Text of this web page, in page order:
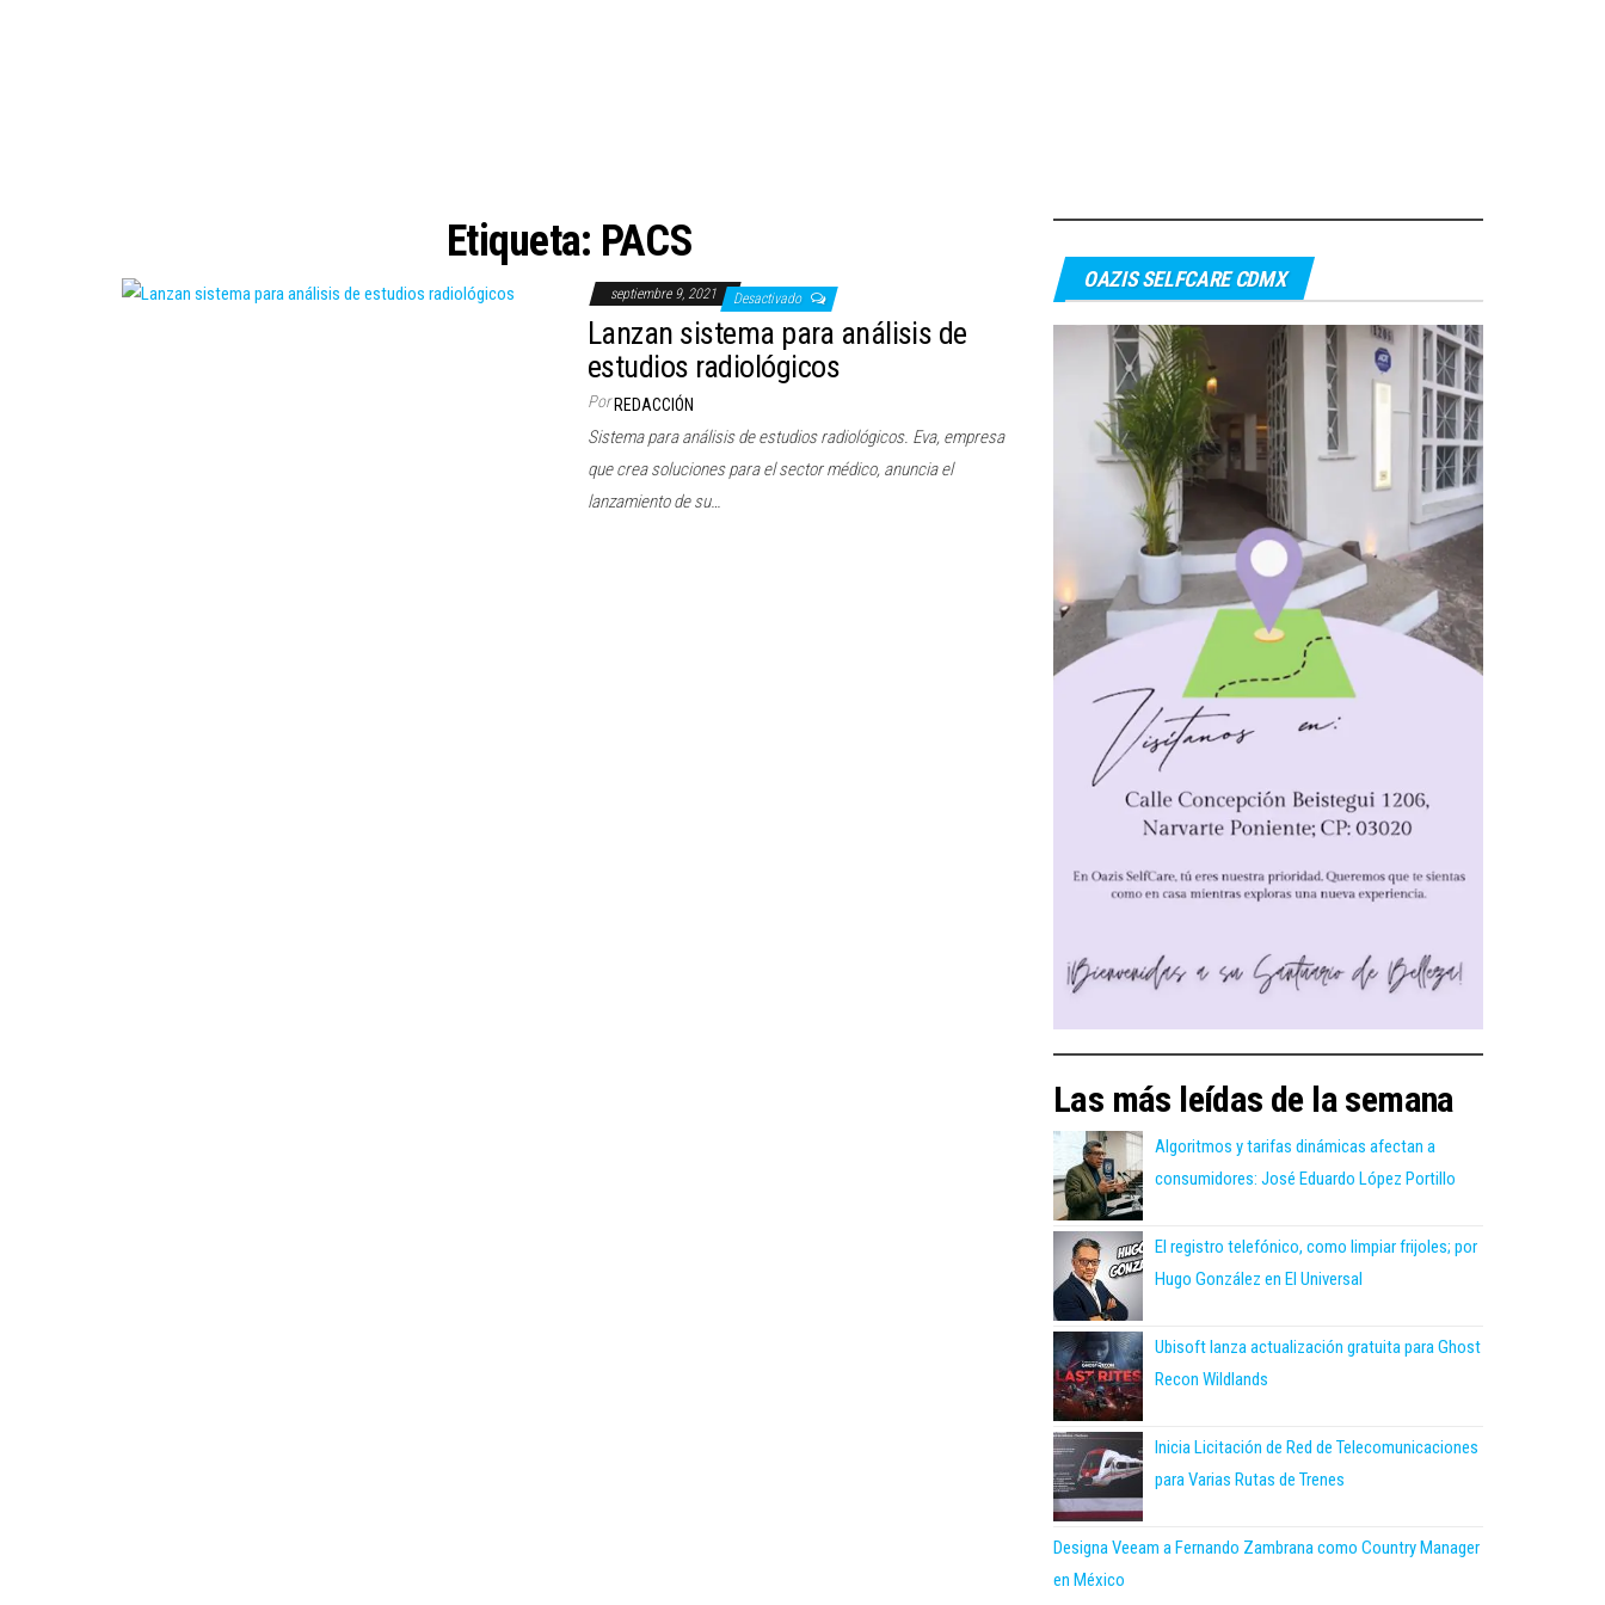
Etiqueta: PACS
septiembre 9, 2021 Desactivado
Lanzan sistema para análisis de
estudios radiológicos
Por REDACCIÓN
Sistema para análisis de estudios radiológicos. Eva, empresa
que crea soluciones para el sector médico, anuncia el
lanzamiento de su…
OAZIS SELFCARE CDMX
Las más leídas de la semana
Algoritmos y tarifas dinámicas afectan a
consumidores: José Eduardo López Portillo
El registro telefónico, como limpiar frijoles; por
Hugo González en El Universal
Ubisoft lanza actualización gratuita para Ghost
Recon Wildlands
Inicia Licitación de Red de Telecomunicaciones
para Varias Rutas de Trenes
Designa Veeam a Fernando Zambrana como Country Manager
en México